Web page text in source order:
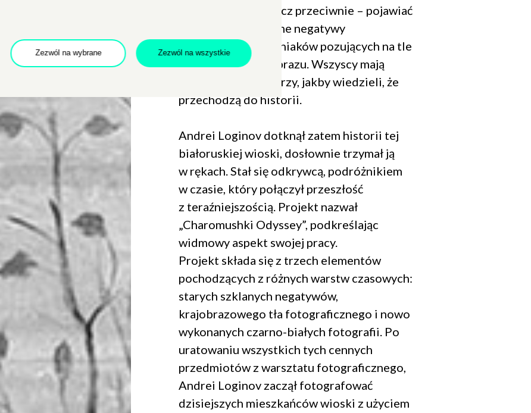
Zamknij
Dołącz do newslettera
POTWIERDŹ ADRES EMAIL
się znikać lub – wręcz przeciwnie – pojawiać
się jak duchy. Szklane negatywy
przedstawiają wieśniaków pozujących na tle
malowanego krajobrazu. Wszyscy mają
poważny wyraz twarzy, jakby wiedzieli, że
przechodzą do historii.
Andrei Loginov dotknął zatem historii tej
białoruskiej wioski, dosłownie trzymał ją
w rękach. Stał się odkrywcą, podróżnikiem
w czasie, który połączył przeszłość
z teraźniejszością. Projekt nazwał
„Charomushki Odyssey”, podkreślając
widmowy aspekt swojej pracy.
Projekt składa się z trzech elementów
pochodzących z różnych warstw czasowych:
starych szklanych negatywów,
krajobrazowego tła fotograficznego i nowo
wykonanych czarno-białych fotografii. Po
uratowaniu wszystkich tych cennych
przedmiotów z warsztatu fotograficznego,
Andrei Loginov zaczął fotografować
dzisiejszych mieszkańców wioski z użyciem
Zezwól na wybrane Zezwól na wszystkie